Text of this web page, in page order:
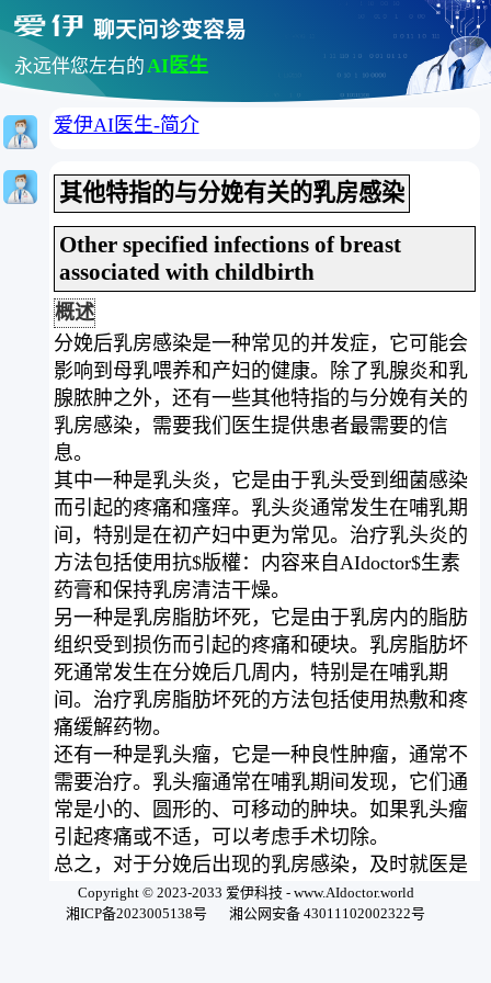
聊天问诊变容易
永远伴您左右的AI医生
爱伊AI医生-简介
其他特指的与分娩有关的乳房感染
Other specified infections of breast
associated with childbirth
概述
分娩后乳房感染是一种常见的并发症，它可能会
影响到母乳喂养和产妇的健康。除了乳腺炎和乳
腺脓肿之外，还有一些其他特指的与分娩有关的
乳房感染，需要我们医生提供患者最需要的信
息。
其中一种是乳头炎，它是由于乳头受到细菌感染
而引起的疼痛和瘙痒。乳头炎通常发生在哺乳期
间，特别是在初产妇中更为常见。治疗乳头炎的
方法包括使用抗$版權：内容来自AIdoctor$生素
药膏和保持乳房清洁干燥。
另一种是乳房脂肪坏死，它是由于乳房内的脂肪
组织受到损伤而引起的疼痛和硬块。乳房脂肪坏
死通常发生在分娩后几周内，特别是在哺乳期
间。治疗乳房脂肪坏死的方法包括使用热敷和疼
痛缓解药物。
还有一种是乳头瘤，它是一种良性肿瘤，通常不
需要治疗。乳头瘤通常在哺乳期间发现，它们通
常是小的、圆形的、可移动的肿块。如果乳头瘤
引起疼痛或不适，可以考虑手术切除。
总之，对于分娩后出现的乳房感染，及时就医是
非常重要的。医生会根据患者的症状和体征，制
定相应的治疗方案，帮助患者尽快恢复健康。同
Copyright © 2023-2033 爱伊科技 - www.AIdoctor.world
湘ICP备2023005138号
湘公网安备 43011102002322号